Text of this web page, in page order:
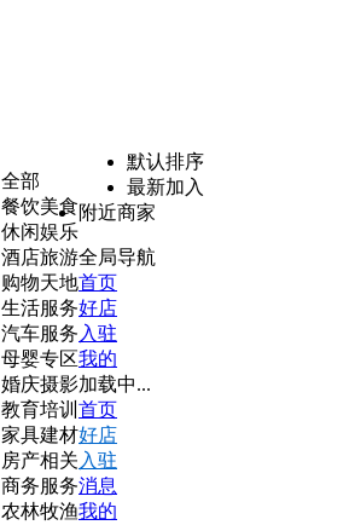
全部
餐饮美食
休闲娱乐
酒店旅游
购物天地
生活服务
汽车服务
母婴专区
婚庆摄影
教育培训
家具建材
房产相关
商务服务
农林牧渔
默认排序
最新加入
附近商家
全局导航
首页
好店
入驻
我的
加载中...
首页
好店
入驻
消息
我的